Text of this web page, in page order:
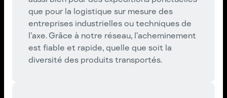
que pour la logistique sur mesure des
entreprises industrielles ou techniques de
l’axe. Grâce à notre réseau, l’acheminement
est fiable et rapide, quelle que soit la
diversité des produits transportés.